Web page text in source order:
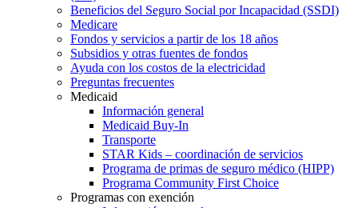
Beneficios del Seguro Social por Incapacidad (SSDI)
Medicare
Fondos y servicios a partir de los 18 años
Subsidios y otras fuentes de fondos
Ayuda con los costos de la electricidad
Preguntas frecuentes
Medicaid
Información general
Medicaid Buy-In
Transporte
STAR Kids – coordinación de servicios
Programa de primas de seguro médico (HIPP)
Programa Community First Choice
Programas con exención